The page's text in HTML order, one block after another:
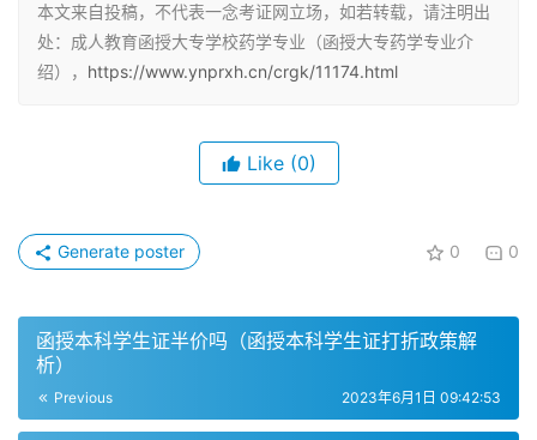
药学专业的业务培养目标是培养具备药学学科基本理论、基
本知识和实验技能的人才，能够胜任药品研发、生产、销
成人教育函授大专药学专业的毕业证书
相关专业、工作时间达标的，就可以参加考试。因此，只要
学员需要进行成人高考的统一考试，或者参加电大、夜大等
院校的考试。
药学函授学习的专业介绍
本文来自投稿，不代表一念考证网立场，如若转载，请注明出
处：成人教育函授大专学校药学专业（函授大专药学专业介
绍）， https://www.ynprxh.cn/crgk/11174.html
Like (0)
0 0
Generate poster
函授本科学生证半价吗（函授本科学生证打折政策解
析）
Previous 2023年6月1日 09:42:53